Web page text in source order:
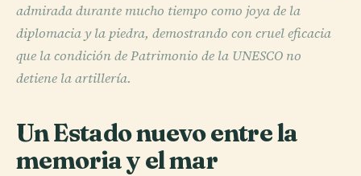
admirada durante mucho tiempo como joya de la
diplomacia y la piedra, demostrando con cruel eficacia
que la condición de Patrimonio de la UNESCO no
detiene la artillería.
Un Estado nuevo entre la
memoria y el mar